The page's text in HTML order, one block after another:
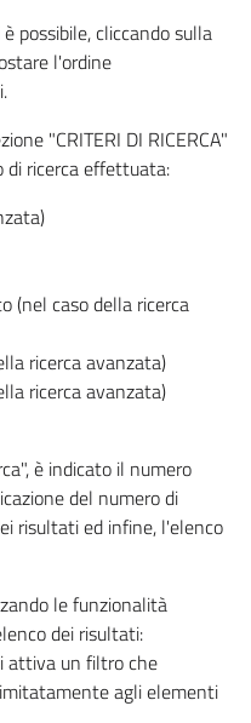
possibile, cliccando sulla
l'ordine
"CRITERI DI RICERCA"
di ricerca effettuata:
(nel caso della ricerca
ricerca avanzata)
ricerca avanzata)
è indicato il numero
del numero di
risultati ed infine, l'elenco
le funzionalità
dei risultati:
attiva un filtro che
agli elementi